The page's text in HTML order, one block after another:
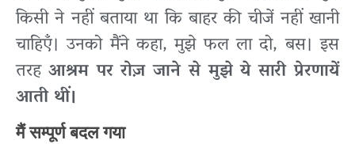
किसी ने नहीं बताया था कि बाहर की चीजें नहीं खानी
चाहिएँ। उनको मैंने कहा, मुझे फल ला दो, बस। इस
तरहआश्रम पर रोज़ जाने से मुझे ये सारी प्रेरणायें
आती थीं।
मैं सम्पूर्ण बदल गया